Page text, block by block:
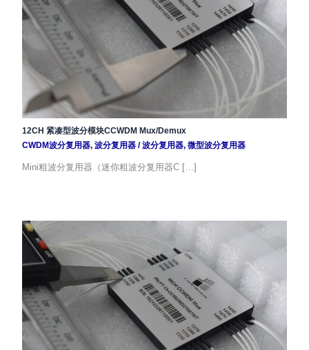
12CH 紧凑型波分模块CCWDM Mux/Demux
CWDM波分复用器, 波分复用器/波分复用器, 微型波分复用器
Mini粗波分复用器（迷你粗波分复用器C […]